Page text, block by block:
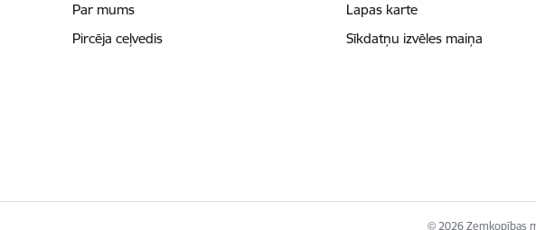
Par mums
Pircēja ceļvedis
Lapas karte
Sīkdatņu izvēles maiņa
© 2026 Zemkopības